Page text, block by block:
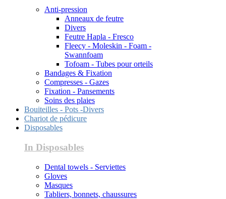
Anti-pression
Anneaux de feutre
Divers
Feutre Hapla - Fresco
Fleecy - Moleskin - Foam -
Swannfoam
Tofoam - Tubes pour orteils
Bandages & Fixation
Compresses - Gazes
Fixation - Pansements
Soins des plaies
Bouiteilles - Pots -Divers
Chariot de pédicure
Disposables
In Disposables
Dental towels - Serviettes
Gloves
Masques
Tabliers, bonnets, chaussures